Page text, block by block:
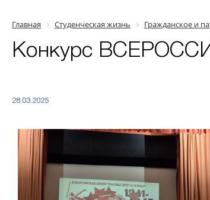
Главная Студенческая жизнь Гражданское и
Конкурс
28.03.2025